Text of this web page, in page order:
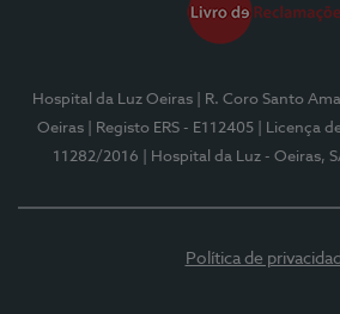
Hospital da Luz Oeiras
| R. Coro Santo
Oeiras
| Registo ERS - E112405
| Licença
11282/2016
| Hospital da Luz - Oeiras,
Política de